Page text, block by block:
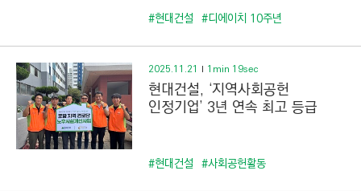
#현대건설 #디에이치 10주년
2025.11.21 1min 19sec
현대건설, ‘지역사회공헌
인정기업’ 3년 연속 최고 등급
#현대건설 #사회공헌활동